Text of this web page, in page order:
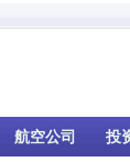
航空公司 投